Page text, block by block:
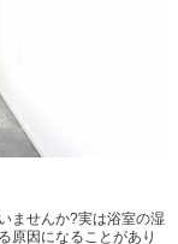
ませんか?実は浴室の湿
原因になることがあり